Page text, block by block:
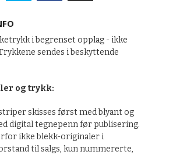
i begrenset opplag - ikke
sendes i beskyttende
og trykk:
skisses først med blyant og
digital tegnepenn før publisering.
ikke blekk-originaler i
til salgs, kun nummererte,